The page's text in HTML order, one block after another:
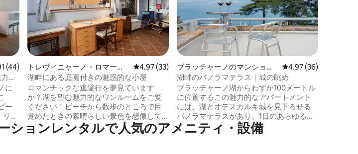
ー44件、5つ星中4.91つ星の平均評価
(44)
的
に
ー
ラ
お
トレヴィニャーノ・ロマーノ
の別荘
レビュー33件、5つ星中4.97つ星の平均評価
4.97 (33)
湖畔にある庭園付きの魅惑的な小屋
ロマンチックな逃避行を夢見ています
か？湖を望む魅力的なワンルームをご覧
ください！ビーチから数歩のところで目
覚めたときの素晴らしい景色を想像して
みてください。最近改装されたこのアパ
ートは、リラックスを求めるカップルに
ブラッチャーノのマンショ
ン・アパート
レビュー36件、5つ星
4.97 (36)
湖畔のパノラマテラス｜城の眺め
ブラッチャーノ湖からわずか100メートル
に位置するこの魅力的なアパートメント
には、湖とオデスカルキ城を見下ろせる
パノラマテラスがあり、1日のあらゆる瞬
間を彩る、貴重な景色を楽しめます。 明
るく、丹念にデザインされたインテリア
ションレンタルで人気のアメニティ・設備